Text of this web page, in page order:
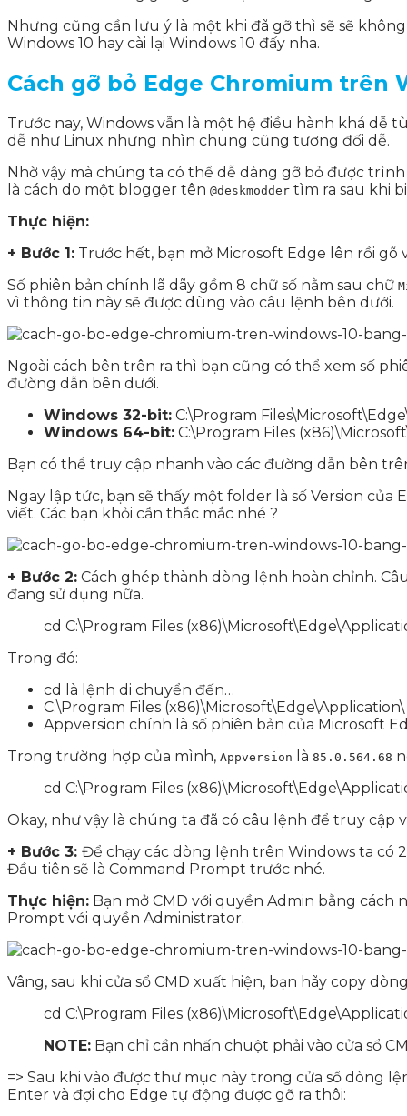
Nhưng cũng cần lưu ý là một khi đã gỡ thì sẽ sẽ
Windows 10 hay cài lại Windows 10 đấy nha.
Cách gỡ bỏ Edge Chromium trên
Trước nay, Windows vẫn là một hệ điều hành khá dễ
dễ như Linux nhưng nhìn chung cũng tương đối dễ.
Nhờ vậy mà chúng ta có thể dễ dàng gỡ bỏ được
là cách do một blogger tên @deskmodder tìm ra sau khi
Thực hiện:
+ Bước 1: Trước hết, bạn mở Microsoft Edge lên rồi gõ
Số phiên bản chính lã dãy gồm 8 chữ số nằm sau chữ
vì thông tin này sẽ được dùng vào câu lệnh bên dưới.
Ngoài cách bên trên ra thì bạn cũng có thể xem số
đường dẫn bên dưới.
Windows 32-bit: C:\Program
Windows 64-bit: C:\Program Files
Bạn có thể truy cập nhanh vào các đường dẫn bên
Ngay lập tức, bạn sẽ thấy một folder là số Version
viết. Các bạn khỏi cần thắc mắc nhé ?
+ Bước 2: Cách ghép thành dòng lệnh hoàn chỉnh.
đang sử dụng nữa.
cd C:\Program Files
Trong đó:
cd là lệnh di chuyển đến…
C:\Program Files
Appversion chính là số phiên bản của Microsoft
Trong trường hợp của mình, Appversion là 85.0.564.68
cd C:\Program Files
Okay, như vậy là chúng ta đã có câu lệnh để truy cập
+ Bước 3: Để chạy các dòng lệnh trên Windows ta có
Đầu tiên sẽ là Command Prompt trước nhé.
Thực hiện: Bạn mở CMD với quyền Admin bằng cách
Prompt với quyền Administrator.
Vâng, sau khi cửa sổ CMD xuất hiện, bạn hãy copy
cd C:\Program Files
NOTE: Bạn chỉ cần nhấn chuột phải vào cửa sổ
=> Sau khi vào được thư mục này trong cửa sổ dòng
Enter và đợi cho Edge tự động được gỡ ra thôi: